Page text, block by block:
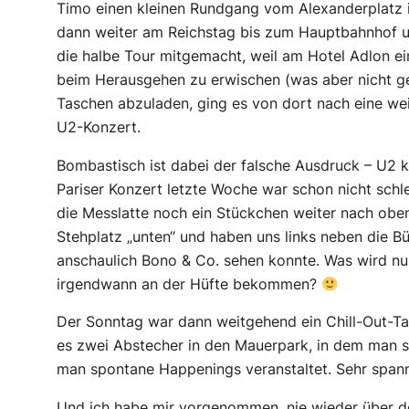
Timo einen kleinen Rundgang vom
dann weiter am Reichstag bis zum Hauptbahnhof
die halbe Tour mitgemacht, weil am Hotel Adlon
beim Herausgehen zu erwischen (was aber nicht
Taschen abzuladen, ging es von dort nach eine
U2-Konzert.
Bombastisch ist dabei der falsche Ausdruck – U2
Pariser Konzert letzte Woche war schon nicht
die Messlatte noch ein Stückchen weiter nach
Stehplatz „unten“ und haben uns links neben die
anschaulich Bono & Co. sehen konnte. Was wird
irgendwann an der Hüfte bekommen?
Der Sonntag war dann weitgehend ein Chill-Out-
es zwei Abstecher in den Mauerpark, in dem man
man spontane Happenings veranstaltet. Sehr